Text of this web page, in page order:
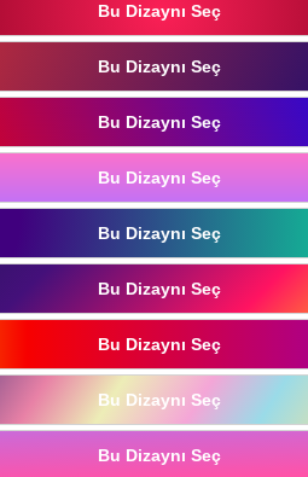
Bu Dizaynı Seç
Bu Dizaynı Seç
Bu Dizaynı Seç
Bu Dizaynı Seç
Bu Dizaynı Seç
Bu Dizaynı Seç
Bu Dizaynı Seç
Bu Dizaynı Seç
Bu Dizaynı Seç